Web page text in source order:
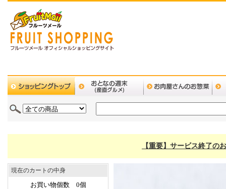
【重要】サービス終了の
現在のカートの中身
お買い物個数 0個